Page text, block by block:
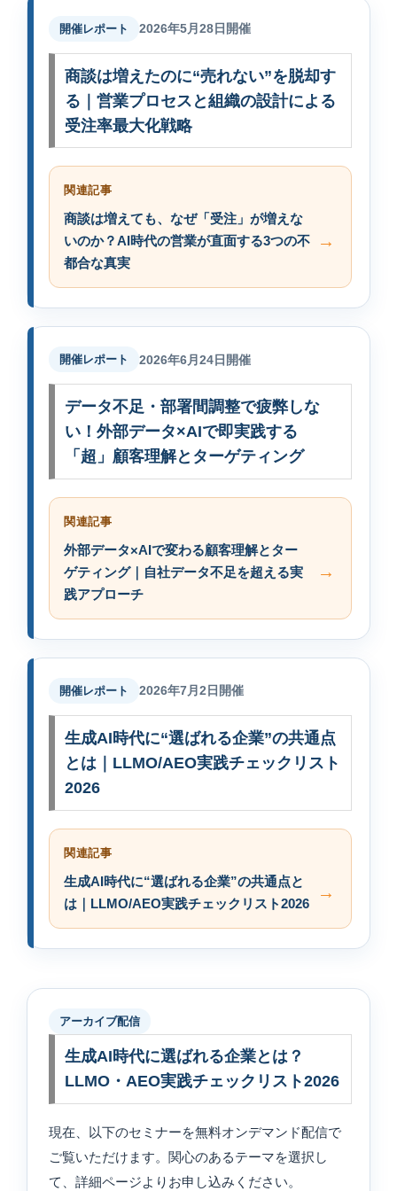
開催レポート 2026年5月28日開催
商談は増えたのに“売れない”を脱却す
る｜営業プロセスと組織の設計による
受注率最大化戦略
関連記事
商談は増えても、なぜ「受注」が増えな
いのか？AI時代の営業が直面する3つの不
都合な真実
開催レポート 2026年6月24日開催
データ不足・部署間調整で疲弊しな
い！外部データ×AIで即実践する
「超」顧客理解とターゲティング
関連記事
外部データ×AIで変わる顧客理解とター
ゲティング｜自社データ不足を超える実
践アプローチ
開催レポート 2026年7月2日開催
生成AI時代に“選ばれる企業”の共通点
とは｜LLMO/AEO実践チェックリスト
2026
関連記事
生成AI時代に“選ばれる企業”の共通点と
は｜LLMO/AEO実践チェックリスト2026
アーカイブ配信
生成AI時代に選ばれる企業とは？
LLMO・AEO実践チェックリスト2026
現在、以下のセミナーを無料オンデマンド配信で
ご覧いただけます。関心のあるテーマを選択し
て、詳細ページよりお申し込みください。